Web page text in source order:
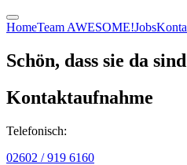
HomeTeam AWESOME!Jobs
Schön, dass sie da
Kontaktaufnahme
Telefonisch:
02602 / 919 6160